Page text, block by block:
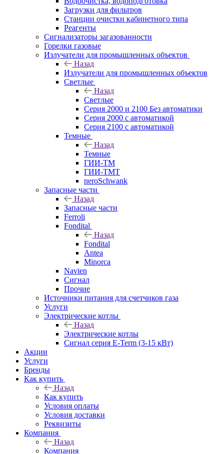
Загрузки для фильтров
Станции очистки кабинетного типа
Реагенты
Сигнализаторы загазованности
Горелки газовые
Излучатели для промышленных объектов
Назад
Излучатели для промышленных объектов
Светлые
Назад
Светлые
Серия 2000 и 2100 Без автоматики
Серия 2000 с автоматикой
Серия 2100 с автоматикой
Темные
Назад
Темные
ГИИ-ТМ
ГИИ-ТМТ
neroSchwank
Запасные части
Назад
Запасные части
Ferroli
Fondital
Назад
Fondital
Antea
Minorca
Navien
Сигнал
Прочие
Источники питания для счетчиков газа
Услуги
Электрические котлы
Назад
Электрические котлы
Сигнал серия E-Term (3-15 кВт)
Акции
Услуги
Бренды
Как купить
Назад
Как купить
Условия оплаты
Условия доставки
Реквизиты
Компания
Назад
Компания